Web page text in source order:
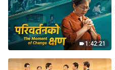
1:42:21